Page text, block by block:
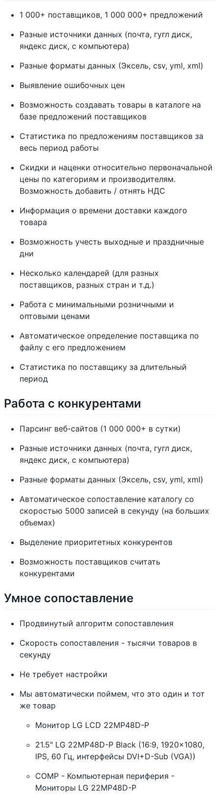
1 000+ поставщиков, 1 000 000+ предложений
Разные источники данных (почта, гугл диск,
яндекс диск, с компьютера)
Разные форматы данных (Эксель, csv, yml, xml)
Выявление ошибочных цен
Возможность создавать товары в каталоге на
базе предложений поставщиков
Статистика по предложениям поставщиков за
весь период работы
Скидки и наценки относительно первоначальной
цены по категориям и производителям.
Возможность добавить / отнять НДС
Информация о времени доставки каждого
товара
Возможность учесть выходные и праздничные
дни
Несколько календарей (для разных
поставщиков, разных стран и т.д.)
Работа с минимальными розничными и
оптовыми ценами
Автоматическое определение поставщика по
файлу с его предложением
Статистика по поставщику за длительный
период
Работа с конкурентами
Парсинг веб-сайтов (1 000 000+ в сутки)
Разные источники данных (почта, гугл диск,
яндекс диск, с компьютера)
Разные форматы данных (Эксель, csv, yml, xml)
Автоматическое сопоставление каталогу со
скоростью 5000 записей в секунду (на больших
объемах)
Выделение приоритетных конкурентов
Возможность поставщиков считать
конкурентами
Умное сопоставление
Продвинутый алгоритм сопоставления
Скорость сопоставления - тысячи товаров в
секунду
Не требует настройки
Мы автоматически поймем, что это один и тот
же товар
Монитор LG LCD 22MP48D-P
21.5" LG 22MP48D-P Black (16:9, 1920x1080,
IPS, 60 Гц, интерфейсы DVI+D-Sub (VGA))
COMP - Компьютерная периферия -
Мониторы LG 22MP48D-P